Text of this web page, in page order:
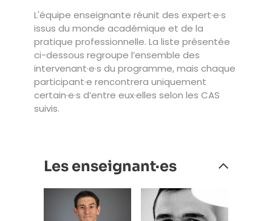
L'équipe enseignante réunit des expert·e·s
issus du monde académique et de la
pratique professionnelle. La liste présentée
ci-dessous regroupe l’ensemble des
intervenant·e·s du programme, mais chaque
participant·e rencontrera uniquement
certain·e·s d’entre eux·elles selon les CAS
suivis.
Les enseignant·es